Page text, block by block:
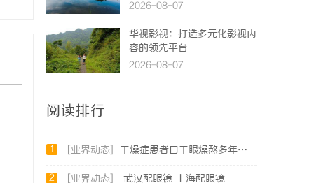
2026-08-07
华视影视：打造多元化影视内
容的领先平台
2026-08-07
阅读排行
1 [业界动态] 干燥症患者口干眼燥熬多年，一个周期缓过来？老中医：一张辨证方对症，身体找回津液
2 [业界动态] 武汉配眼镜 上海配眼镜